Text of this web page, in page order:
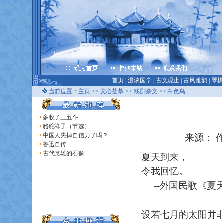
首页 漫谈国学 古文观止 古风雅韵 琴
当前位置： 主页 >> 文心荟萃 >> 戏剧杂文 >> 白色鸟
多收了三五斗
骆驼祥子（节选）
中国人失掉自信力了吗？
鲁迅自传
古代英雄的石像
来源：
夏天到来，
令我回忆。
--外国民歌《夏
设若七月的太阳并